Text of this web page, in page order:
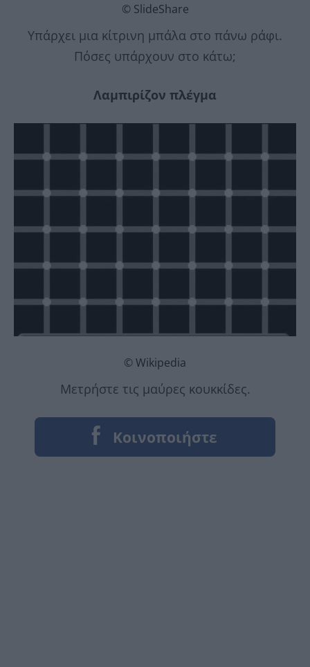
© SlideShare
Υπάρχει μια κίτρινη μπάλα στο πάνω ράφι.
Πόσες υπάρχουν στο κάτω;
Λαμπιρίζον πλέγμα
© Wikipedia
Μετρήστε τις μαύρες κουκκίδες.